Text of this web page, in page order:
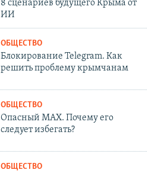
8 сценариев будущего Крыма от
ИИ
ОБЩЕСТВО
Блокирование Telegram. Как
решить проблему крымчанам
ОБЩЕСТВО
Опасный MAX. Почему его
следует избегать?
ОБЩЕСТВО